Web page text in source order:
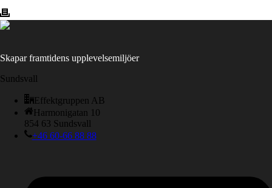
Skapar framtidens upplevelsemiljöer
Sundsvall
Effektgruppen AB
Harmonigatan 10
854 63 Sundsvall
+46 60-66 88 88